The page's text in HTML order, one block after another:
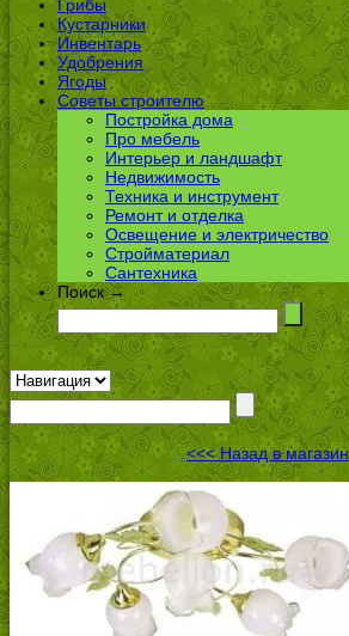
Грибы
Кустарники
Инвентарь
Удобрения
Ягоды
Советы строителю
Постройка дома
Про мебель
Интерьер и ландшафт
Недвижимость
Техника и инструмент
Ремонт и отделка
Освещение и электричество
Стройматериал
Сантехника
Поиск →
<<< Назад в магазин